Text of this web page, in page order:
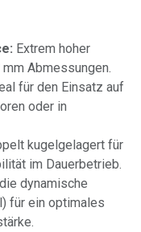
Extrem hoher
Abmessungen.
für den Einsatz auf
oder in
kugelgelagert für
im Dauerbetrieb.
dynamische
für ein optimales